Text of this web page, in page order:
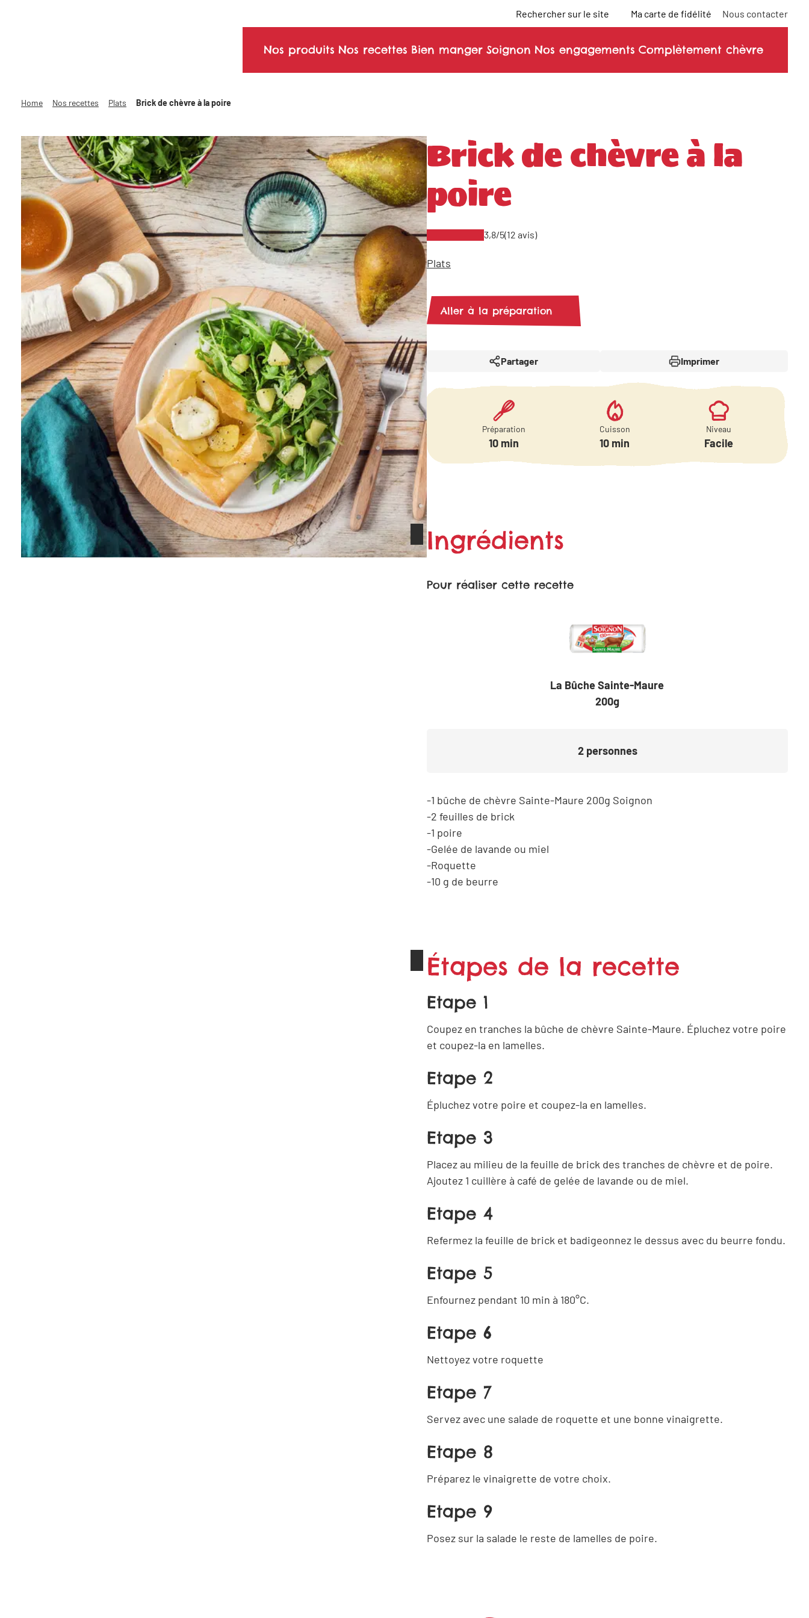
Rechercher sur le site Ma carte de fidélité Nous contacter
Nos produits Nos recettes Bien manger Soignon Nos engagements Complètement chèvre
Home Nos recettes Plats Brick de chèvre à la poire
Brick de chèvre à la
poire
3,8/5(12 avis)
Plats
Aller à la préparation
Partager
Fermer
Partager
Partager
sur
Partager
WhatsApp
Imprimer
Préparation
10 min
Cuisson
10 min
Niveau
Facile
Ingrédients
Pour réaliser cette recette
La Bûche Sainte-Maure
200g
2personnes
1 bûche de chèvre Sainte-Maure 200g Soignon
2 feuilles de brick
1 poire
Gelée de lavande ou miel
Roquette
10 g de beurre
Étapes de la recette
Etape 1
Coupez en tranches la bûche de chèvre Sainte-Maure. Épluchez votre poire
et coupez-la en lamelles.
Etape 2
Épluchez votre poire et coupez-la en lamelles.
Etape 3
Placez au milieu de la feuille de brick des tranches de chèvre et de poire.
Ajoutez 1 cuillère à café de gelée de lavande ou de miel.
Etape 4
Refermez la feuille de brick et badigeonnez le dessus avec du beurre fondu.
Etape 5
Enfournez pendant 10 min à 180°C.
Etape 6
Nettoyez votre roquette
Etape 7
Servez avec une salade de roquette et une bonne vinaigrette.
Etape 8
Préparez le vinaigrette de votre choix.
Etape 9
Posez sur la salade le reste de lamelles de poire.